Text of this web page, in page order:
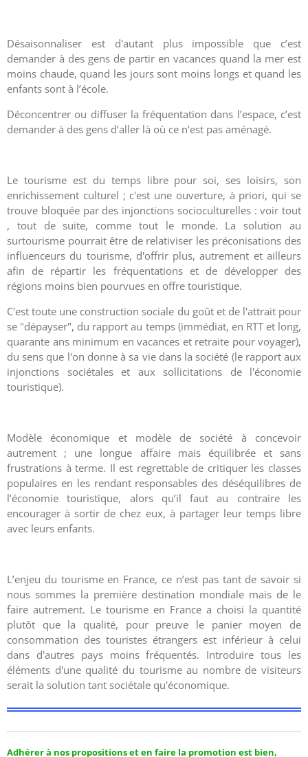
Désaisonnaliser est d'autant plus impossible que c’est
demander à des gens de partir en vacances quand la mer est
moins chaude, quand les jours sont moins longs et quand les
enfants sont à l’école.
Déconcentrer ou diffuser la fréquentation dans l’espace, c’est
demander à des gens d’aller là où ce n’est pas aménagé.
Le tourisme est du temps libre pour soi, ses loisirs, son
enrichissement culturel ; c'est une ouverture, à priori, qui se
trouve bloquée par des injonctions socioculturelles : voir tout
, tout de suite, comme tout le monde. La solution au
surtourisme pourrait être de relativiser les préconisations des
influenceurs du tourisme, d'offrir plus, autrement et ailleurs
afin de répartir les fréquentations et de développer des
régions moins bien pourvues en offre touristique.
C'est toute une construction sociale du goût et de l'attrait pour
se "dépayser", du rapport au temps (immédiat, en RTT et long,
quarante ans minimum en vacances et retraite pour voyager),
du sens que l'on donne à sa vie dans la société (le rapport aux
injonctions sociétales et aux sollicitations de l'économie
touristique).
Modèle économique et modèle de société à concevoir
autrement ; une longue affaire mais équilibrée et sans
frustrations à terme. Il est regrettable de critiquer les classes
populaires en les rendant responsables des déséquilibres de
l’économie touristique, alors qu’il faut au contraire les
encourager à sortir de chez eux, à partager leur temps libre
avec leurs enfants.
L’enjeu du tourisme en France, ce n’est pas tant de savoir si
nous sommes la première destination mondiale mais de le
faire autrement. Le tourisme en France a choisi la quantité
plutôt que la qualité, pour preuve le panier moyen de
consommation des touristes étrangers est inférieur à celui
dans d'autres pays moins fréquentés. Introduire tous les
éléments d'une qualité du tourisme au nombre de visiteurs
serait la solution tant sociétale qu'économique.
Adhérer à nos propositions et en faire la promotion est bien,